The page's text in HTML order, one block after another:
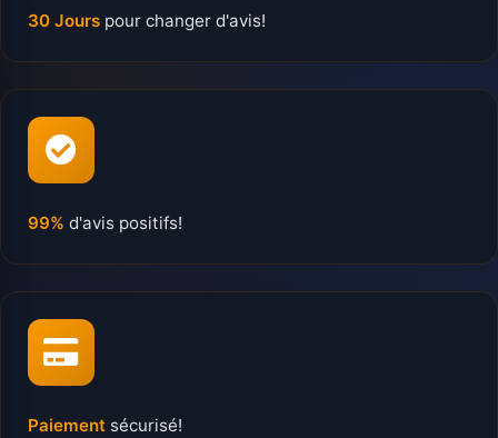
30 Jours pour changer d'avis!
99% d'avis positifs!
Paiement sécurisé!